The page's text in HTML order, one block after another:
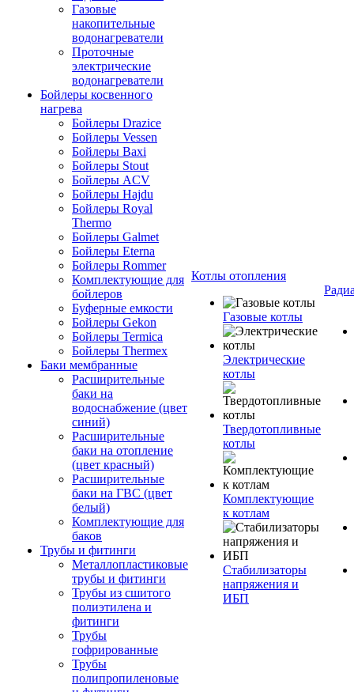
Газовые
накопительные
водонагреватели
Проточные
электрические
водонагреватели
Бойлеры косвенного
нагрева
Бойлеры Drazice
Бойлеры Vessen
Бойлеры Baxi
Бойлеры Stout
Бойлеры ACV
Бойлеры Hajdu
Бойлеры Royal
Thermo
Бойлеры Galmet
Бойлеры Eterna
Бойлеры Rommer
Комплектующие для
бойлеров
Буферные емкости
Бойлеры Gekon
Бойлеры Termica
Бойлеры Thermex
Баки мембранные
Расширительные
баки на
водоснабжение (цвет
синий)
Расширительные
баки на отопление
(цвет красный)
Расширительные
баки на ГВС (цвет
белый)
Комплектующие для
баков
Трубы и фитинги
Металлопластиковые
трубы и фитинги
Трубы из сшитого
полиэтилена и
фитинги
Трубы
гофрированные
Трубы
полипропиленовые
Котлы отопления
Газовые котлы
Электрические
котлы
Твердотопливные
котлы
Комплектующие
к котлам
Стабилизаторы
напряжения и
ИБП